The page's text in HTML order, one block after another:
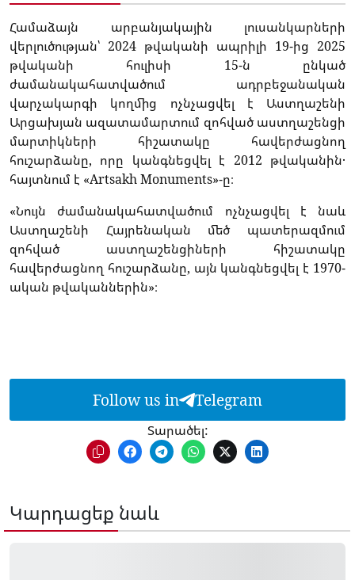
Համաձայն արբանյակային լուսանկարների
վերլուծության՝ 2024 թվականի ապրիլի 19-ից 2025
թվականի հուլիսի 15-ն ընկած
ժամանակահատվածում ադրբեջանական
վարչակարգի կողմից ոչնչացվել է Աստղաշենի
Արցախյան ազատամարտում զոհված աստղաշենցի
մարտիկների հիշատակը հավերժացնող
հուշարձանը, որը կանգնեցվել է 2012 թվականին․
հայտնում է «Artsakh Monuments»-ը։
«Նույն ժամանակահատվածում ոչնչացվել է նաև
Աստղաշենի Հայրենական մեծ պատերազմում
զոհված աստղաշենցիների հիշատակը
հավերժացնող հուշարձանը, այն կանգնեցվել է 1970-
ական թվականներին»։
Follow us in Telegram
Տարածել:
Կարդացեք նաև